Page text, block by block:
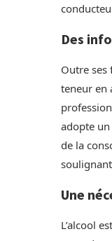
Des
Outre
teneur en
adopte
de la
Une
L’alcool